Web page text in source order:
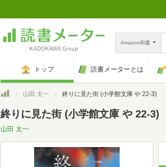
Amazon和書
トップ 読書メーターとは
トップ山田 太一 終りに見た街 (小学館文庫 や 22-3)
終りに見た街 (小学館文庫 や 22-3)
山田 太一